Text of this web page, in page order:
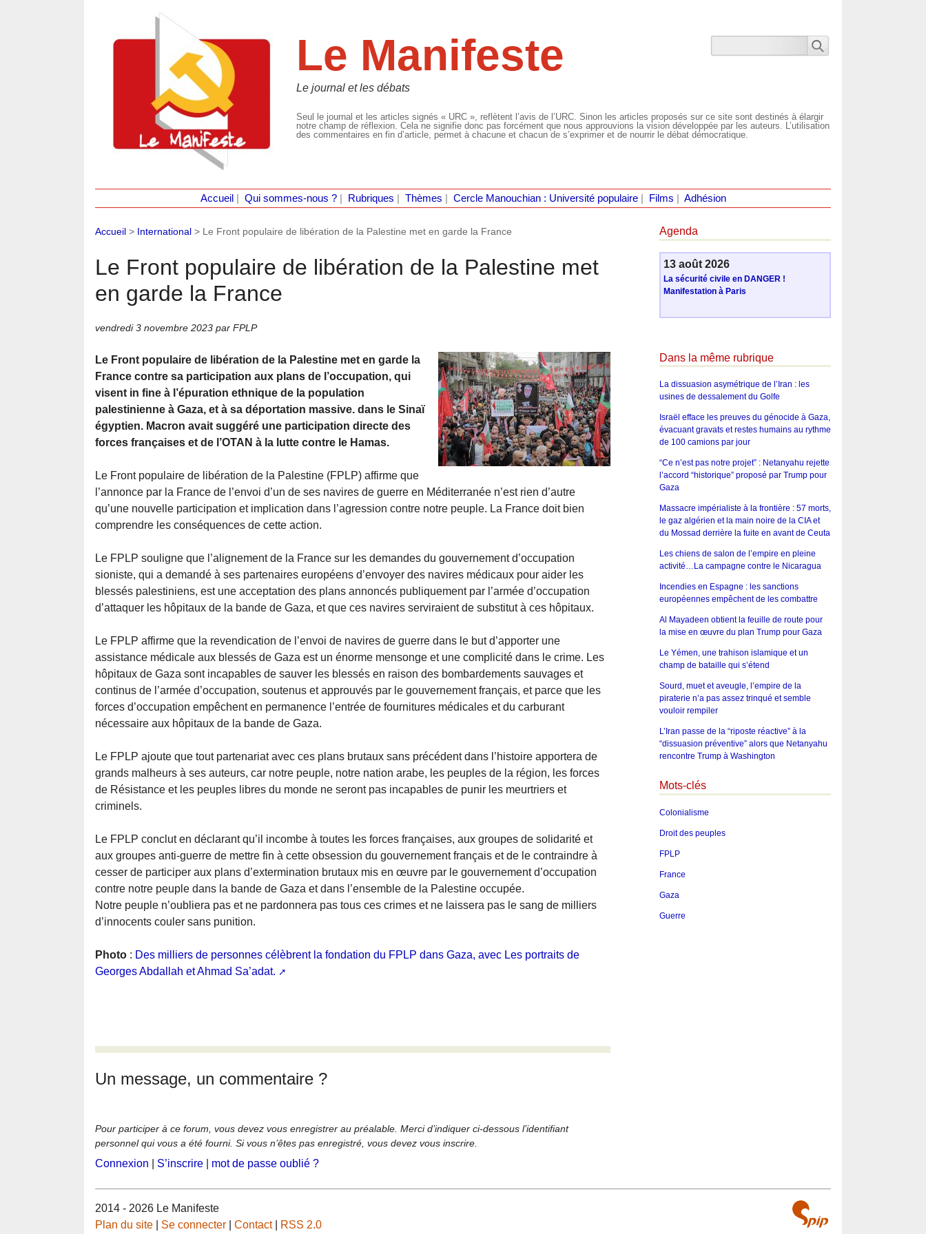
Le Manifeste
Le journal et les débats
Seul le journal et les articles signés « URC », reflètent l’avis de l’URC. Sinon les articles proposés sur ce site sont destinés à élargir
notre champ de réflexion. Cela ne signifie donc pas forcément que nous approuvions la vision développée par les auteurs. L’utilisation
des commentaires en fin d’article, permet à chacune et chacun de s’exprimer et de nourrir le débat démocratique.
Accueil Qui sommes-nous ?| Rubriques Thèmes Cercle Manouchian : Université populaire| Films Adhésion
Accueil > International > Le Front populaire de libération de la Palestine met en garde la France
Le Front populaire de libération de la Palestine met
en garde la France
vendredi 3 novembre 2023 par FPLP
Le Front populaire de libération de la Palestine met en garde la
France contre sa participation aux plans de l’occupation, qui
visent in fine à l’épuration ethnique de la population
palestinienne à Gaza, et à sa déportation massive. dans le Sinaï
égyptien. Macron avait suggéré une participation directe des
forces françaises et de l’OTAN à la lutte contre le Hamas.
Le Front populaire de libération de la Palestine (FPLP) affirme que
l’annonce par la France de l’envoi d’un de ses navires de guerre en Méditerranée n’est rien d’autre
qu’une nouvelle participation et implication dans l’agression contre notre peuple. La France doit bien
comprendre les conséquences de cette action.
Le FPLP souligne que l’alignement de la France sur les demandes du gouvernement d’occupation
sioniste, qui a demandé à ses partenaires européens d’envoyer des navires médicaux pour aider les
blessés palestiniens, est une acceptation des plans annoncés publiquement par l’armée d’occupation
d’attaquer les hôpitaux de la bande de Gaza, et que ces navires serviraient de substitut à ces hôpitaux.
Le FPLP affirme que la revendication de l’envoi de navires de guerre dans le but d’apporter une
assistance médicale aux blessés de Gaza est un énorme mensonge et une complicité dans le crime. Les
hôpitaux de Gaza sont incapables de sauver les blessés en raison des bombardements sauvages et
continus de l’armée d’occupation, soutenus et approuvés par le gouvernement français, et parce que les
forces d’occupation empêchent en permanence l’entrée de fournitures médicales et du carburant
nécessaire aux hôpitaux de la bande de Gaza.
Le FPLP ajoute que tout partenariat avec ces plans brutaux sans précédent dans l’histoire apportera de
grands malheurs à ses auteurs, car notre peuple, notre nation arabe, les peuples de la région, les forces
de Résistance et les peuples libres du monde ne seront pas incapables de punir les meurtriers et
criminels.
Le FPLP conclut en déclarant qu’il incombe à toutes les forces françaises, aux groupes de solidarité et
aux groupes anti-guerre de mettre fin à cette obsession du gouvernement français et de le contraindre à
cesser de participer aux plans d’extermination brutaux mis en œuvre par le gouvernement d’occupation
contre notre peuple dans la bande de Gaza et dans l’ensemble de la Palestine occupée.
Notre peuple n’oubliera pas et ne pardonnera pas tous ces crimes et ne laissera pas le sang de milliers
d’innocents couler sans punition.
Photo : Des milliers de personnes célèbrent la fondation du FPLP dans Gaza, avec Les portraits de
Georges Abdallah et Ahmad Sa’adat.
Un message, un commentaire ?
Pour participer à ce forum, vous devez vous enregistrer au préalable. Merci d’indiquer ci-dessous l’identifiant
personnel qui vous a été fourni. Si vous n’êtes pas enregistré, vous devez vous inscrire.
Connexion S’inscrire mot de passe oublié ?
Agenda
13 août 2026
La sécurité civile en DANGER !
Manifestation à Paris
Dans la même rubrique
La dissuasion asymétrique de l’Iran : les
usines de dessalement du Golfe
Israël efface les preuves du génocide à Gaza,
évacuant gravats et restes humains au rythme
de 100 camions par jour
“Ce n’est pas notre projet” : Netanyahu rejette
l’accord “historique” proposé par Trump pour
Gaza
Massacre impérialiste à la frontière : 57 morts,
le gaz algérien et la main noire de la CIA et
du Mossad derrière la fuite en avant de Ceuta
Les chiens de salon de l’empire en pleine
activité…La campagne contre le Nicaragua
Incendies en Espagne : les sanctions
européennes empêchent de les combattre
Al Mayadeen obtient la feuille de route pour
la mise en œuvre du plan Trump pour Gaza
Le Yémen, une trahison islamique et un
champ de bataille qui s’étend
Sourd, muet et aveugle, l’empire de la
piraterie n’a pas assez trinqué et semble
vouloir rempiler
L’Iran passe de la “riposte réactive” à la
“dissuasion préventive” alors que Netanyahu
rencontre Trump à Washington
Mots-clés
Colonialisme
Droit des peuples
FPLP
France
Gaza
Guerre
2014 - 2026 Le Manifeste
Plan du site
Se connecter Contact| RSS 2.0